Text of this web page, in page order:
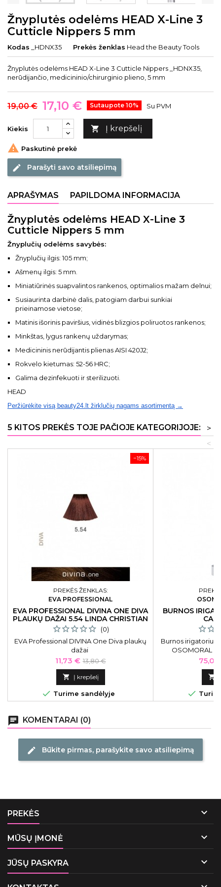
Žnyplutės odelėms HEAD X-Line 3
Cutticle Nippers 5 mm
Kodas _HDNX35 Prekės ženklas Head the Beauty Tools
Žnyplutės odelėms HEAD X-Line 3 Cutticle Nippers _HDNX35,
nerūdijančio, medicininio/chirurginio plieno, 5 mm
19,00 € 17,10 € Sutaupote 10% Su PVM
Kiekis  Į krepšelį
 Paskutinė prekė
edit Parašyti savo atsiliepimą
APRAŠYMAS PAPILDOMA INFORMACIJA
Žnyplutės odelėms HEAD X-Line 3
Cutticle Nippers 5 mm
Žnyplučių odelėms savybės:
Žnyplučių ilgis: 105 mm;
Ašmenų ilgis: 5 mm.
Miniatiūrinės suapvalintos rankenos, optimalios mažam delnui;
Susiaurinta darbinė dalis, patogiam darbui sunkiai
prieinamose vietose;
Matinis išorinis paviršius, vidinės blizgios poliruotos rankenos;
Minkštas, lygus rankenų uždarymas;
Medicininis nerūdijantis plienas AISI 420J2;
Rokvelo kietumas: 52-56 HRC;
Galima dezinfekuoti ir sterilizuoti.
HEAD
Peržiūrėkite visą beauty24.lt žirklučių nagams asortimentą →
5 KITOS PREKĖS TOJE PAČIOJE KATEGORIJOJE:
>
<
−15%
PREKĖS ŽENKLAS:
EVA PROFESSIONAL
EVA PROFESSIONAL DIVINA ONE DIVA
PLAUKŲ DAŽAI 5.54 LINDA CHRISTIAN
(0)
EVA Professional DIVINA One Diva plaukų
dažai
Kaina
11,73 € Bazinė
kaina
13,80 €
 Į krepšelį
 Turime sandėlyje
OSOM
BURNOS
Burnos irigatorius
OSOMORAL
ekranėlis,
puiki
Kaina


chat KOMENTARAI (0)
edit Būkite pirmas, parašykite savo atsiliepimą
PREKĖS 
MŪSŲ ĮMONĖ 
JŪSŲ PASKYRA 